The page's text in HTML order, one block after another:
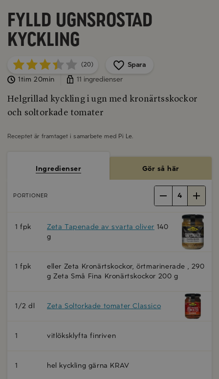
Fylld ugnsrostad
kyckling
(20)
Spara
1tim 20min
11 ingredienser
Helgrillad kyckling i ugn med kronärtsskockor
och soltorkade tomater
Receptet är framtaget i samarbete med Pi Le.
Ingredienser Gör så här
PORTIONER 4
1 fpk Zeta Tapenade av svarta oliver 140
g
1 fpk
eller Zeta Kronärtskockor, örtmarinerade , 290
g Zeta Små Fina Kronärtskockor 200 g
1/2 dl Zeta Soltorkade tomater Classico
1 vitlöksklyfta finriven
1 hel kyckling gärna KRAV